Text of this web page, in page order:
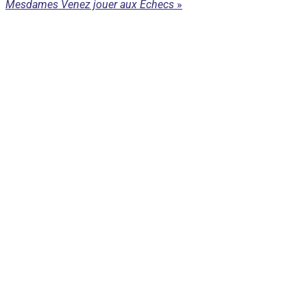
Mesdames Venez jouer aux Echecs »